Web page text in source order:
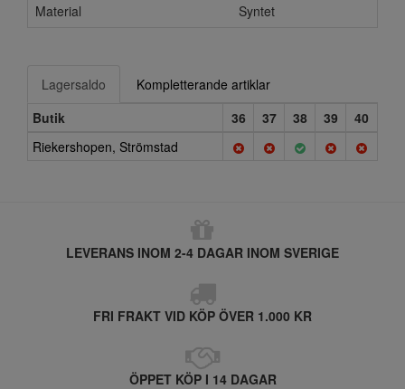
Material
Syntet
Lagersaldo
Kompletterande artiklar
Butik
36 37 38 39
40
Riekershopen, Strömstad
LEVERANS INOM 2-4 DAGAR INOM SVERIGE
FRI FRAKT VID KÖP ÖVER 1.000 KR
ÖPPET KÖP I 14 DAGAR